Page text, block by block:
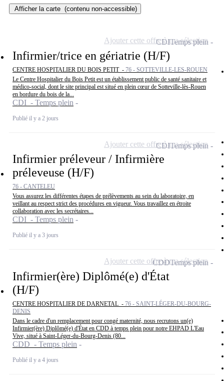
Afficher la carte (contenu non-accessible)
Infirmier/trice en gériatrie (H/F)
CENTRE HOSPITALIER DU BOIS PETIT - 76 - SOTTEVILLE-LES-ROUEN
Le Centre Hospitalier du Bois Petit est un établissement public de santé sanitaire et
médico-social, dont le site principal est situé en plein cœur de Sotteville-lès-Rouen
en bordure du bois de la...
CDI - Temps plein
Publié il y a 2 jours
CDITemps plein
Ajouter cette offre à ma sélection
Infirmier préleveur / Infirmière
préleveuse (H/F)
76 - CANTELEU
Vous assurez les différentes étapes de prélèvements au sein du laboratoire, en
veillant au respect strict des procédures en vigueur. Vous travaillez en étroite
collaboration avec les secrétaires...
CDI - Temps plein
Publié il y a 3 jours
CDITemps plein
Ajouter cette offre à ma sélection
Infirmier(ère) Diplômé(e) d'État
(H/F)
CENTRE HOSPITALIER DE DARNETAL - 76 - SAINT-LÉGER-DU-BOURG-
DENIS
Dans le cadre d'un remplacement pour congé maternité, nous recrutons un(e)
Infirmier(ère) Diplômé(e) d'État en CDD à temps plein pour notre EHPAD L'Eau
Vive, situé à Saint-Léger-du-Bourg-Denis (80...
CDD - Temps plein
Publié il y a 4 jours
CDDTemps plein
Ajouter cette offre à ma sélection